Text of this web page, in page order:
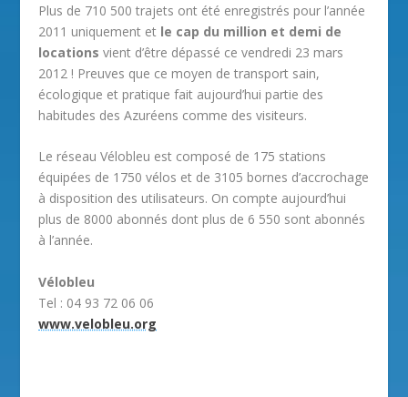
Plus de 710 500 trajets ont été enregistrés pour l’année
2011 uniquement et le cap du million et demi de
locations vient d’être dépassé ce vendredi 23 mars
2012 ! Preuves que ce moyen de transport sain,
écologique et pratique fait aujourd’hui partie des
habitudes des Azuréens comme des visiteurs.
Le réseau Vélobleu est composé de 175 stations
équipées de 1750 vélos et de 3105 bornes d’accrochage
à disposition des utilisateurs. On compte aujourd’hui
plus de 8000 abonnés dont plus de 6 550 sont abonnés
à l’année.
Vélobleu
Tel : 04 93 72 06 06
www.velobleu.org